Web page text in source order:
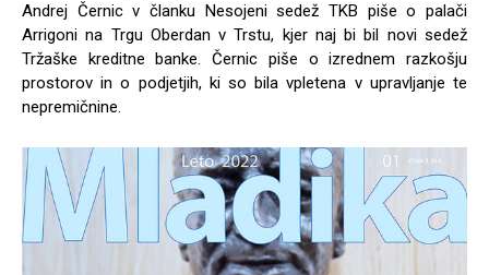
Andrej Černic v članku Nesojeni sedež TKB piše o palači
Arrigoni na Trgu Oberdan v Trstu, kjer naj bi bil novi sedež
Tržaške kreditne banke. Černic piše o izrednem razkošju
prostorov in o podjetjih, ki so bila vpletena v upravljanje te
nepremičnine.